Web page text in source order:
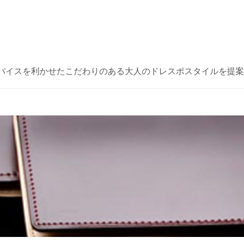
スを利かせたこだわりのある大人のドレスポスタイルを提案